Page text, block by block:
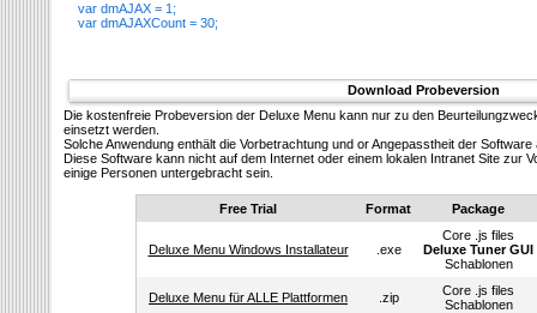
var dmAJAX = 1;
var dmAJAXCount = 30;
Download Probeversion
Die kostenfreie Probeversion der Deluxe Menu kann nur zu den
einsetzt werden.
Solсhe Anwendung enthält die Vorbetrachtung und or Angepasstheit der
Diese Software kann nicht auf dem Internet oder einem lokalen Intranet Site zur
einige Personen untergebracht sein.
Free Trial Format Package
Deluxe Menu Windows Installateur .exe
Core .js files
Deluxe Tuner GUI
Schablonen
Deluxe Menu für ALLE Plattformen .zip
Core .js files
Schablonen